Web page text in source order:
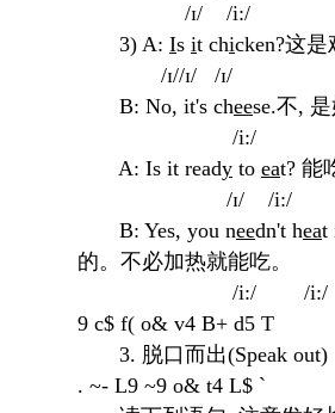
/ɪ/ /i:/
3) A: Is it chicken?这是
/ɪ//ɪ/ /ɪ/
B: No, it's cheese.不, 是
/i:/
A: Is it ready to eat? 能
/ɪ/ /i:/
B: Yes, you needn't heat
的。不必加热就能吃。
/i:/ /
9 c$ f( o& v4 B+ d5 T
3. 脱口而出(Speak out)
. ~- L9 ~9 o& t4 L$ `